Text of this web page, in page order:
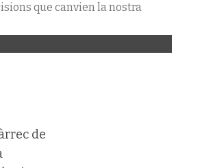
que canvien la nostra
de